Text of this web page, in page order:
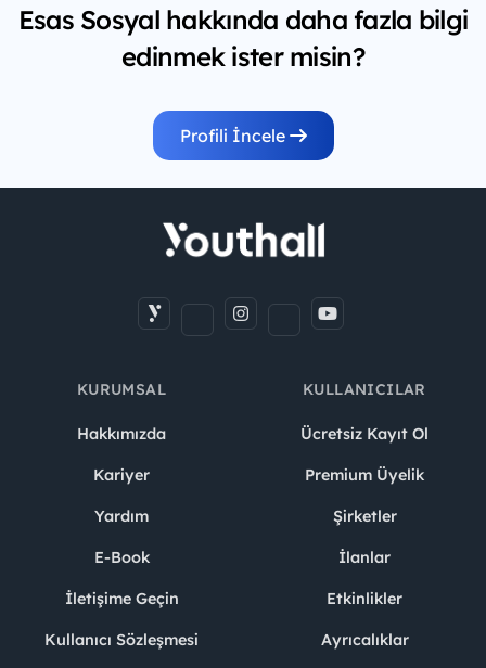
Esas Sosyal hakkında daha fazla bilgi
edinmek ister misin?
Profili İncele
KURUMSAL
Hakkımızda
Kariyer
Yardım
E-Book
İletişime Geçin
Kullanıcı Sözleşmesi
KULLANICILAR
Ücretsiz Kayıt Ol
Premium Üyelik
Şirketler
İlanlar
Etkinlikler
Ayrıcalıklar